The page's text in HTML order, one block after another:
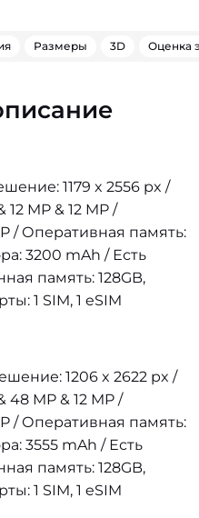
Размеры 3D Оценка
1179 x 2556 px /
MP & 12 MP /
/ Оперативная память:
3200 mAh / Есть
память: 128GB,
1 SIM, 1 eSIM
1206 x 2622 px /
MP & 12 MP /
/ Оперативная память:
3555 mAh / Есть
память: 128GB,
1 SIM, 1 eSIM